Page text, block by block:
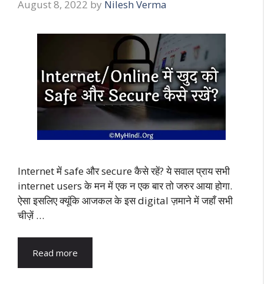
August 8, 2022 by Nilesh Verma
Internet में safe और secure कैसे रहें? ये सवाल प्राय सभी
internet users के मन में एक न एक बार तो जरुर आया होगा.
ऐसा इसलिए क्यूंकि आजकल के इस digital ज़माने में जहाँ सभी
चीज़ें …
Read more